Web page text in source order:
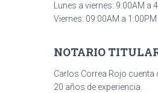
Lunes a viernes: 9:00AM a
Viernes: 09:00AM a 1:00PM
NOTARIO
Carlos Correa Rojo cuenta
20 años de experiencia.